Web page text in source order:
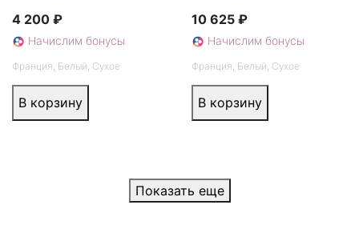
4 200 ₽
Начислим бонусы
Франция Белый Сухое
В корзину
10 625 ₽
Начислим бонусы
Франция Белый Сухое
В корзину
Показать еще